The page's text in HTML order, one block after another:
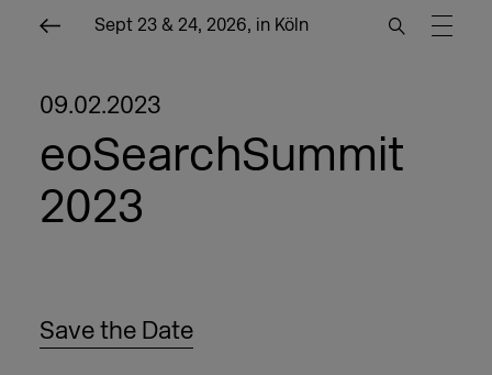
Sept 23 & 24, 2026, in Köln
09.02.2023
eoSearchSummit
2023
Save the Date